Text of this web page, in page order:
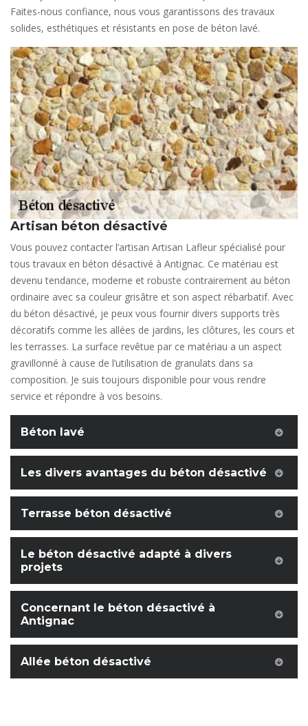
Faites-nous confiance, nous vous garantissons des travaux
solides, esthétiques et résistants en pose de béton lavé.
Artisan béton désactivé
Vous pouvez contacter l’artisan Artisan Lafleur spécialisé pour
tous travaux en béton désactivé à Antignac. Ce matériau est
devenu tendance, moderne et robuste contrairement au béton
ordinaire avec sa couleur grisâtre et son aspect rébarbatif. Avec
du béton désactivé, je peux vous fournir divers supports très
décoratifs comme les allées de jardins, les clôtures, les cours et
les terrasses. La surface revêtue par ce matériau a un aspect
gravillonné à cause de l’utilisation de granulats dans sa
composition. Je suis toujours disponible pour vous rendre
service et répondre à vos besoins.
Béton lavé
Les divers avantages du béton désactivé
Terrasse béton désactivé
Le béton désactivé adapté à divers
projets
Concernant le béton désactivé à
Antignac
Allée béton désactivé